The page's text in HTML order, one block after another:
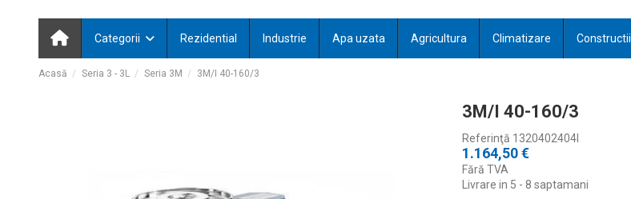
Categorii Rezidential Industrie Apa uzata Agricultura Climatizare Constructii
Acasă Seria 3 - 3L Seria 3M 3M/I 40-160/3
3M/I 40-160/3
Referinţă 1320402404I
1.164,50 €
Fără TVA
Livrare in 5 - 8 saptamani